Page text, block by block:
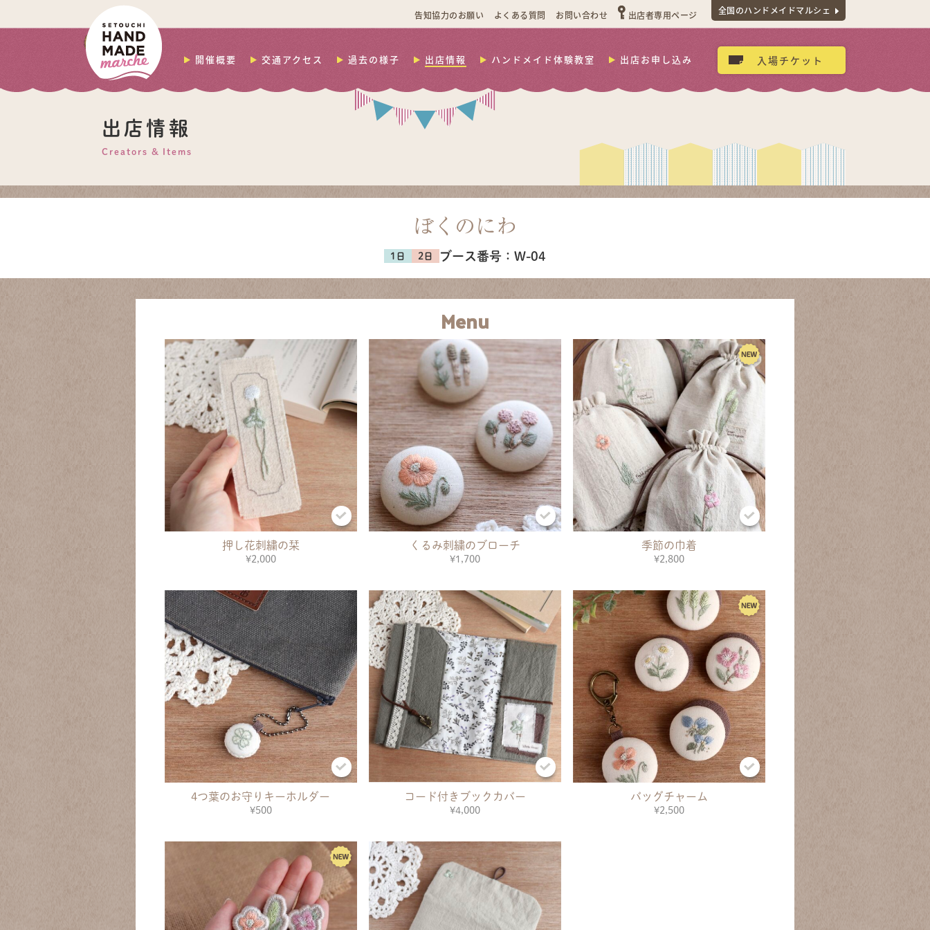
告知協力のお願い よくある質問 お問い合わせ 出店者専用ページ 全国のハンドメイドマルシェ
開催概要 交通アクセス 過去の様子 出店情報 ハンドメイド体験教室 出店お申し込み 入場チケット
出店情報
Creators & Items
ぼくのにわ
ブース番号： W-04
Menu
押し花刺繍の栞
¥2,000
くるみ刺繍のブローチ
¥1,700
季節の巾着
¥2,800
4つ葉のお守りキーホルダー
¥500
コード付きブックカバー
¥4,000
バッグチャーム
¥2,500